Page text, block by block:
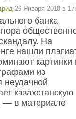
26 Января 2018 в
банка
На
нашли
картинки
из
казахстанскую
— в материале